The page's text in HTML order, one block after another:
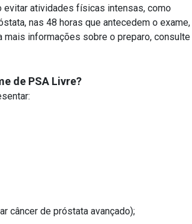
evitar atividades físicas intensas, como
nas 48 horas que antecedem o exame,
informações sobre o preparo, consulte
de PSA Livre?
câncer de próstata avançado);